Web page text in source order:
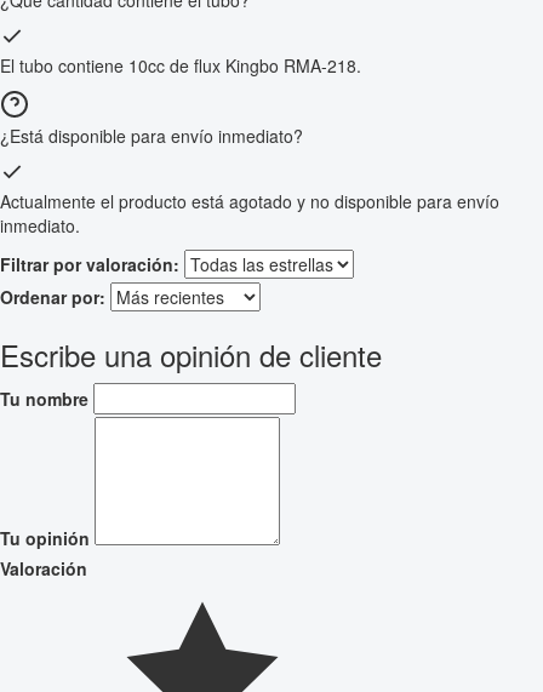
El tubo contiene 10cc de flux Kingbo RMA-218.
¿Está disponible para envío inmediato?
Actualmente el producto está agotado y no disponible para envío
inmediato.
Filtrar por valoración:
Ordenar por:
Escribe una opinión de cliente
Tu nombre
Tu opinión
Valoración